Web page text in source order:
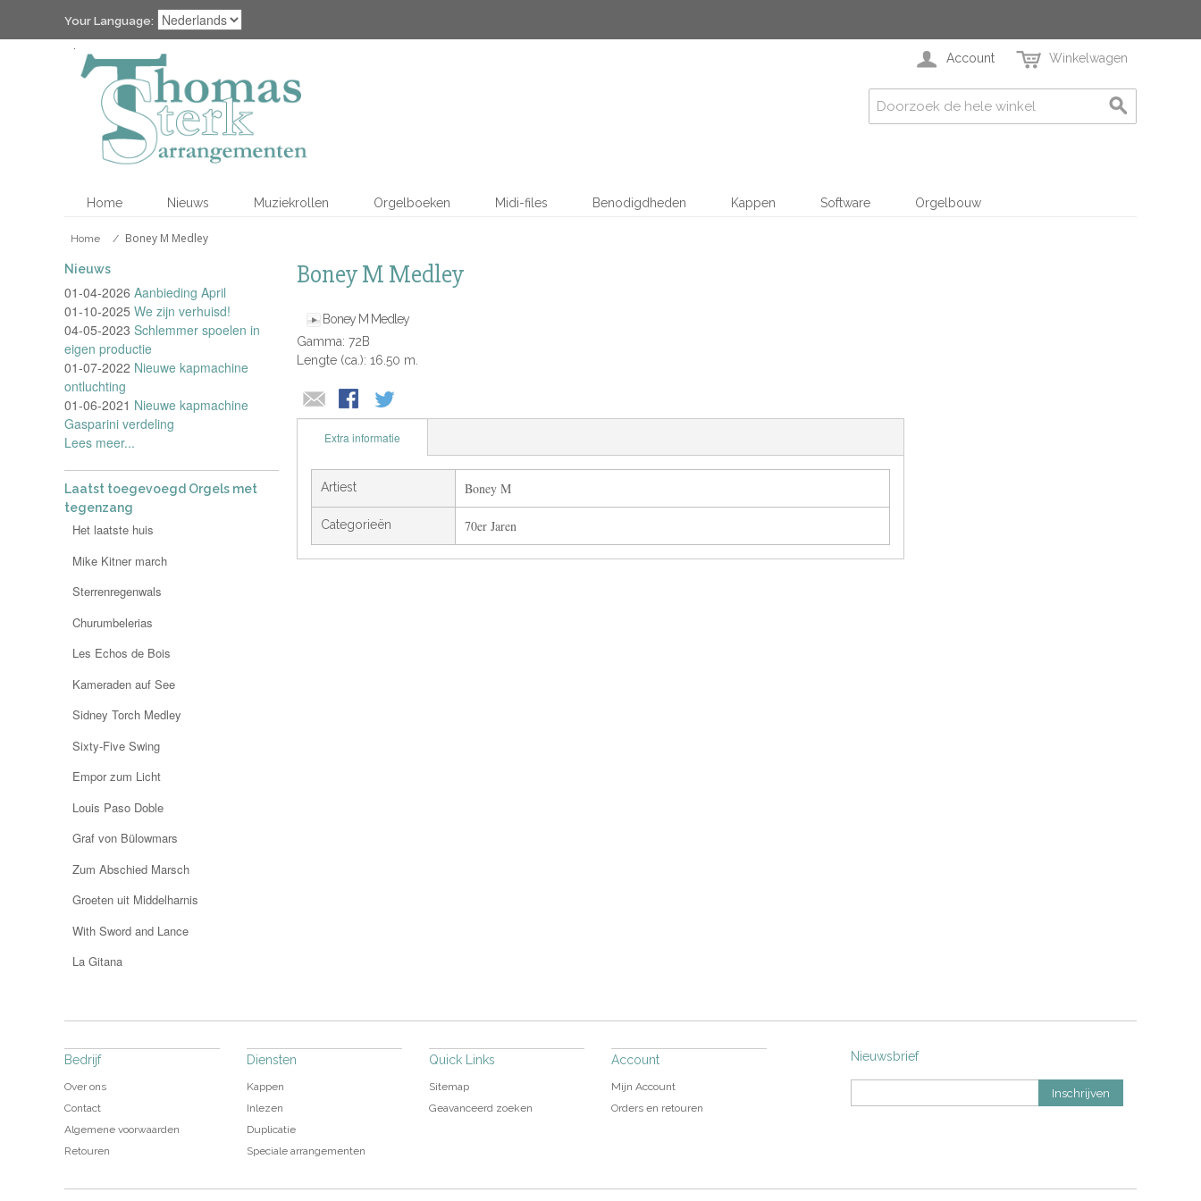
Your Language:
Account Winkelwagen
Home Nieuws Muziekrollen Orgelboeken Midi-files Benodigdheden Kappen Software Orgelbouw
Home / Boney M Medley
Boney M Medley
Boney M Medley
Gamma: 72B
Lengte (ca.): 16.50 m.
Extra informatie
Artiest Boney M
Categorieën 70er Jaren
Nieuws
01-04-2026 Aanbieding April
01-10-2025 We zijn verhuisd!
04-05-2023 Schlemmer spoelen in
eigen productie
01-07-2022 Nieuwe kapmachine
ontluchting
01-06-2021 Nieuwe kapmachine
Gasparini verdeling
Lees meer...
Laatst toegevoegd Orgels met
tegenzang
Het laatste huis
Mike Kitner march
Sterrenregenwals
Churumbelerias
Les Echos de Bois
Kameraden auf See
Sidney Torch Medley
Sixty-Five Swing
Empor zum Licht
Louis Paso Doble
Graf von Bülowmars
Zum Abschied Marsch
Groeten uit Middelharnis
With Sword and Lance
La Gitana
Nieuwsbrief
Inschrijven
Bedrijf
Over ons
Contact
Algemene voorwaarden
Retouren
Diensten
Kappen
Inlezen
Duplicatie
Speciale arrangementen
Quick Links
Sitemap
Geavanceerd zoeken
Account
Mijn Account
Orders en retouren